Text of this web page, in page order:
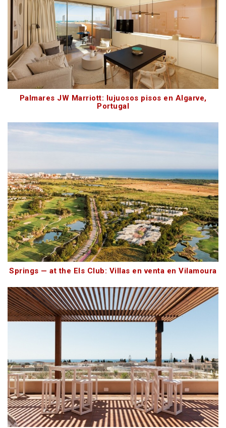
Palmares JW Marriott: lujuosos pisos en Algarve,
Portugal
Springs — at the Els Club: Villas en venta en Vilamoura